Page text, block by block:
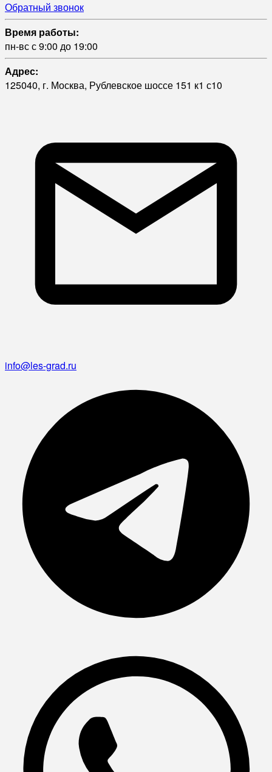
Обратный звонок
Время работы:
пн-вс с 9:00 до 19:00
Адрес:
125040, г. Москва, Рублевское шоссе 151 к1 с10
info@les-grad.ru